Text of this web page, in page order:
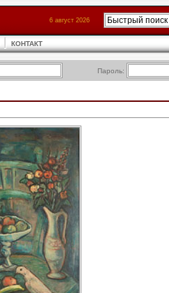
6 август 2026
КОНТАКТ
Пароль: